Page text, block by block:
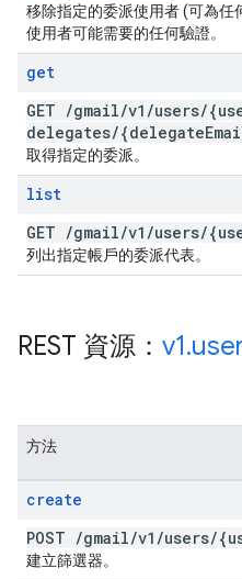
移除指定的委派使用者 (可為任
使用者可能需要的任何驗證。
get
GET /gmail/v1 /users/
delegates/{delegate
取得指定的委派。
list
GET /gmail/v1 /users/
列出指定帳戶的委派代表。
REST 資源： v1.
方法
create
POST /gmail/v1 /users/
建立篩選器。